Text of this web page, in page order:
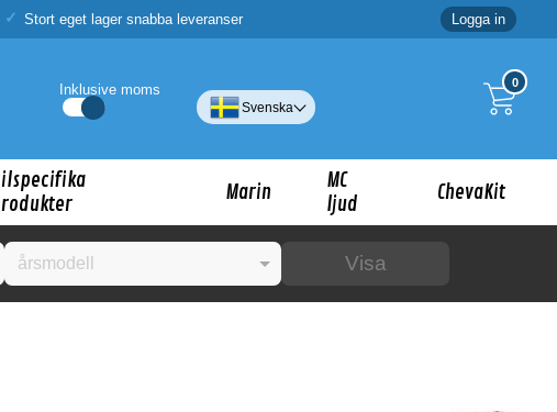
Stort eget lager snabba leveranser Logga in
0
Inklusive moms
Svenska
Marin
MC
ljud
ChevaKit
Visa